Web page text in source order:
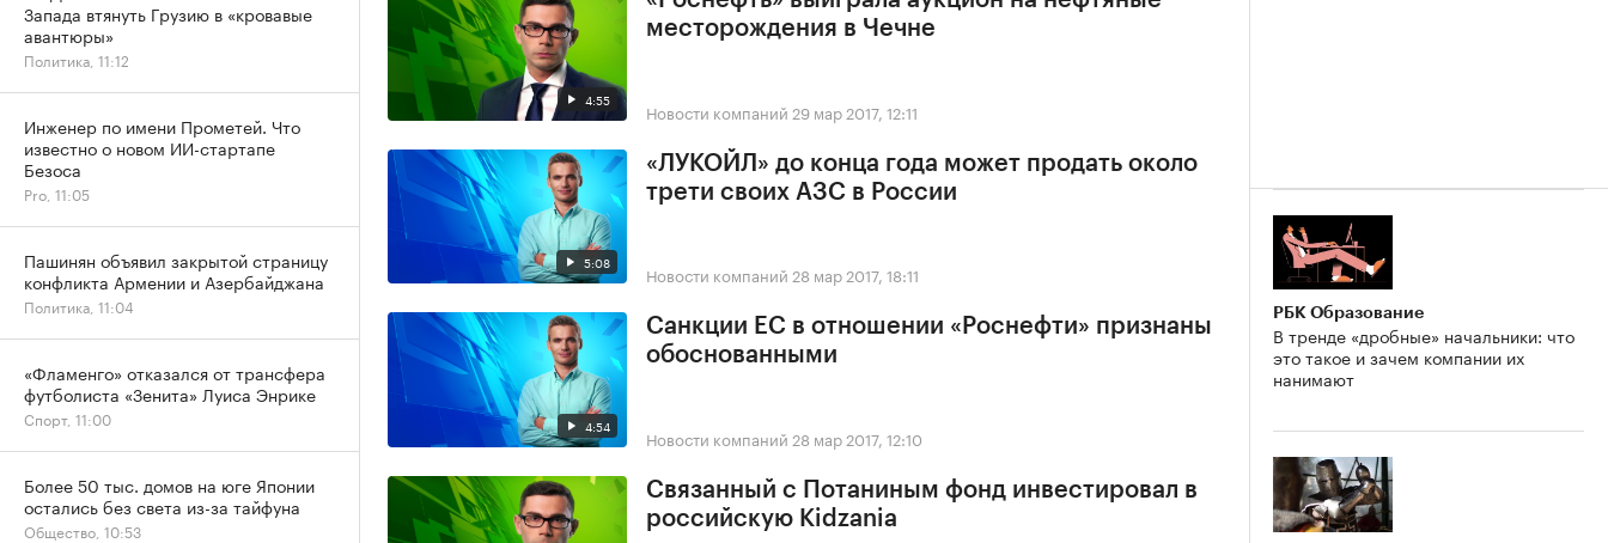
4:55
месторождения в Чечне
Новости компаний 29 мар 2017, 12:11
5:08
«ЛУКОЙЛ» до конца года может продать около
трети своих АЗС в России
Новости компаний 28 мар 2017, 18:11
4:54
Санкции ЕС в отношении «Роснефти» признаны
обоснованными
Новости компаний 28 мар 2017, 12:10
Связанный с Потаниным фонд инвестировал в
российскую Kidzania
РБК Образование
В тренде «дробные» начальники: что
это такое и зачем компании их
нанимают
Запада втянуть Грузию в «кровавые
авантюры»
Политика, 11:12
Инженер по имени Прометей. Что
известно о новом ИИ-стартапе
Безоса
Pro, 11:05
Пашинян объявил закрытой страницу
конфликта Армении и Азербайджана
Политика, 11:04
«Фламенго» отказался от трансфера
футболиста «Зенита» Луиса Энрике
Спорт, 11:00
Более 50 тыс. домов на юге Японии
остались без света из-за тайфуна
Общество, 10:53